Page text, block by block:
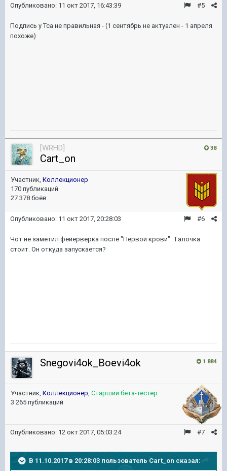
#5
Опубликовано: 11 окт 2017, 16:43:39
Подпись у Тса не правильная - (1 сентябрь не актуален - 1 апреля
похоже)
38
[WRHD]
Cart_on
Участник, Коллекционер
170 публикаций
27 378 боёв
#6
Опубликовано: 11 окт 2017, 20:28:03
Чот не заметил фейерверка после "Первой крови". Галочка
стоит. Он откуда запускается?
1 884
Snegovi4ok_Boevi4ok
Участник, Коллекционер Старший бета-тестер
3 265 публикаций
#7
Опубликовано: 12 окт 2017, 05:03:24
В 11.10.2017 в 20:28:03 пользователь Cart_on сказал: